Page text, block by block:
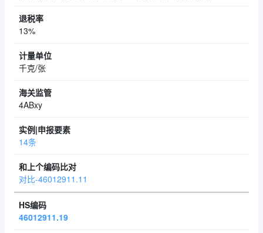
13%
千克/张
4ABxy
14条
对比-46012911.11
46012911.19